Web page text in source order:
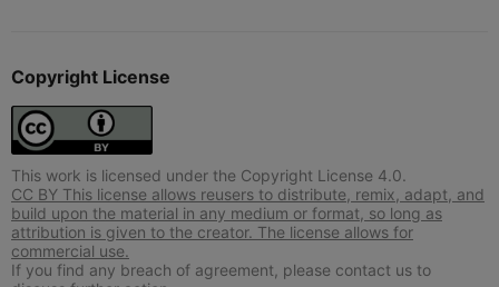
Copyright License
This work is licensed under the Copyright License 4.0.
CC BY This license allows reusers to distribute, remix, adapt, and
build upon the material in any medium or format, so long as
attribution is given to the creator. The license allows for
commercial use.
If you find any breach of agreement, please contact us to